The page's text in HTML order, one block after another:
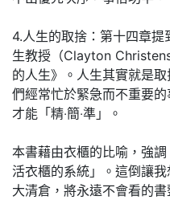
4.人生的取捨：第十四章
生教授（Clayton
的人生》。人生其實就是
們經常忙於緊急而不重要
才能「精‧簡‧準」。
本書藉由衣櫃的比喻，強
活衣櫃的系統」。這倒讓
大清倉，將永遠不會看的